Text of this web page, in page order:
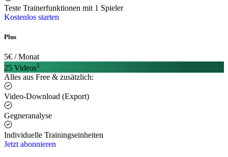
Teste Trainerfunktionen mit 1 Spieler
Kostenlos starten
Plus
5€ / Monat
25 Videos1
Alles aus Free & zusätzlich:
Video-Download (Export)
Gegneranalyse
Individuelle Trainingseinheiten
Jetzt abonnieren